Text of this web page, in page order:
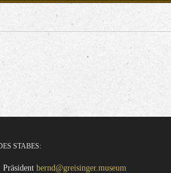
STABES:
Präsidentbernd@greisinger.museum